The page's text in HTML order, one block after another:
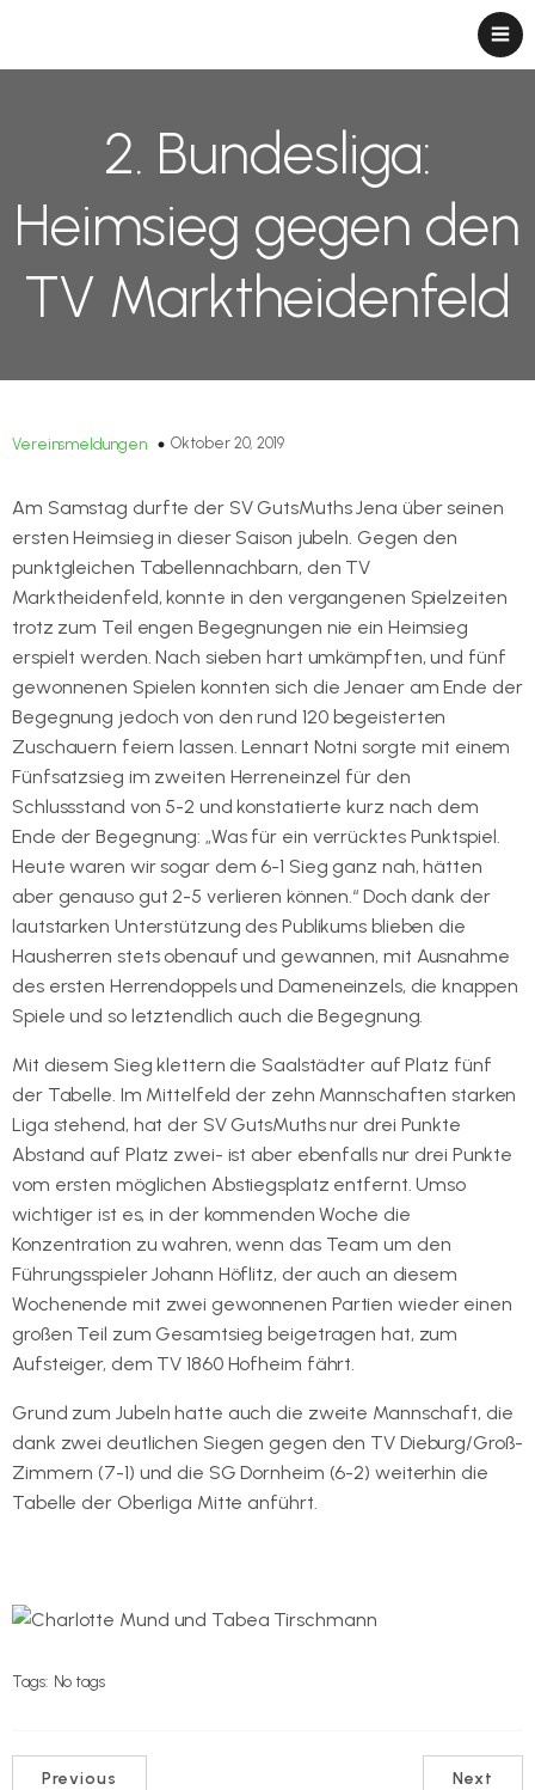
2. Bundesliga:
Heimsieg gegen den
TV Marktheidenfeld
Vereinsmeldungen Oktober 20, 2019
Am Samstag durfte der SV GutsMuths Jena über seinen
ersten Heimsieg in dieser Saison jubeln. Gegen den
punktgleichen Tabellennachbarn, den TV
Marktheidenfeld, konnte in den vergangenen Spielzeiten
trotz zum Teil engen Begegnungen nie ein Heimsieg
erspielt werden. Nach sieben hart umkämpften, und fünf
gewonnenen Spielen konnten sich die Jenaer am Ende der
Begegnung jedoch von den rund 120 begeisterten
Zuschauern feiern lassen. Lennart Notni sorgte mit einem
Fünfsatzsieg im zweiten Herreneinzel für den
Schlussstand von 5-2 und konstatierte kurz nach dem
Ende der Begegnung: „Was für ein verrücktes Punktspiel.
Heute waren wir sogar dem 6-1 Sieg ganz nah, hätten
aber genauso gut 2-5 verlieren können.“ Doch dank der
lautstarken Unterstützung des Publikums blieben die
Hausherren stets obenauf und gewannen, mit Ausnahme
des ersten Herrendoppels und Dameneinzels, die knappen
Spiele und so letztendlich auch die Begegnung.
Mit diesem Sieg klettern die Saalstädter auf Platz fünf
der Tabelle. Im Mittelfeld der zehn Mannschaften starken
Liga stehend, hat der SV GutsMuths nur drei Punkte
Abstand auf Platz zwei- ist aber ebenfalls nur drei Punkte
vom ersten möglichen Abstiegsplatz entfernt. Umso
wichtiger ist es, in der kommenden Woche die
Konzentration zu wahren, wenn das Team um den
Führungsspieler Johann Höflitz, der auch an diesem
Wochenende mit zwei gewonnenen Partien wieder einen
großen Teil zum Gesamtsieg beigetragen hat, zum
Aufsteiger, dem TV 1860 Hofheim fährt.
Grund zum Jubeln hatte auch die zweite Mannschaft, die
dank zwei deutlichen Siegen gegen den TV Dieburg/Groß-
Zimmern (7-1) und die SG Dornheim (6-2) weiterhin die
Tabelle der Oberliga Mitte anführt.
Tags: No tags
Previous Next